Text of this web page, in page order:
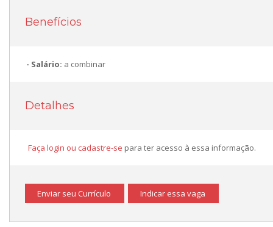
Benefícios
Salário: a combinar
Detalhes
Faça login ou cadastre-se para ter acesso à essa informação.
Enviar seu Currículo Indicar essa vaga